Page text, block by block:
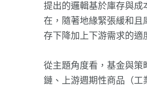
提出的邏輯基於庫存與
在，隨著地緣緊張緩和
存下降加上下游需求的適
從主題角度看，基金與策
鏈、上游週期性商品（